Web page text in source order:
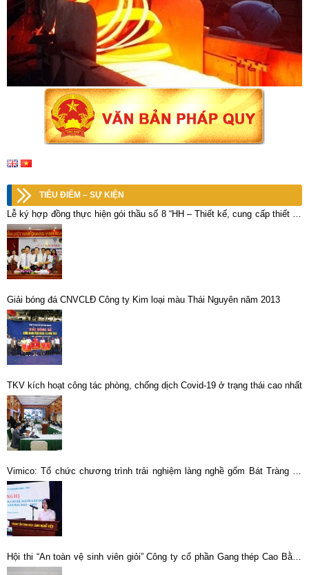
TIÊU ĐIỂM – SỰ KIỆN
Lễ ký hợp đồng thực hiện gói thầu số 8 “HH – Thiết kế, cung cấp thiết bị,
vật tư và lắp đặt Nhà máy luyện đồng công suất 20.000 tấn/năm”.
Giải bóng đá CNVCLĐ Công ty Kim loại màu Thái Nguyên năm 2013
TKV kích hoạt công tác phòng, chống dịch Covid-19 ở trạng thái cao nhất
Vimico: Tổ chức chương trình trải nghiệm làng nghề gốm Bát Tràng và
tuyên dương con CBCNV-LĐ xuất sắc năm học 2024–2025
Hội thi “An toàn vệ sinh viên giỏi” Công ty cổ phần Gang thép Cao Bằng
lần thứ V, năm 2023 thành công tốt đẹp